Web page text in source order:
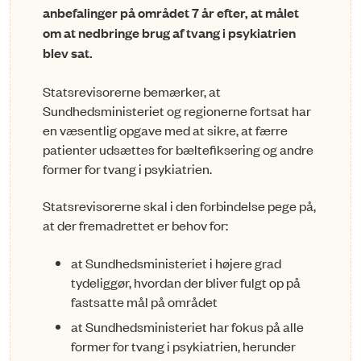
anbefalinger på området 7 år efter, at målet
om at nedbringe brug af tvang i psykiatrien
blev sat.
Statsrevisorerne bemærker, at
Sundhedsministeriet og regionerne fortsat har
en væsentlig opgave med at sikre, at færre
patienter udsættes for bæl­tefiksering og andre
former for tvang i psykiatrien.
Statsrevisorerne skal i den forbindelse pege på,
at der fremadrettet er be­hov for:
at Sundhedsministeriet i højere grad
tydeliggør, hvordan der bliver fulgt op på
fastsatte mål på området
at Sundhedsministeriet har fokus på alle
former for tvang i psykia­tri­en, herunder